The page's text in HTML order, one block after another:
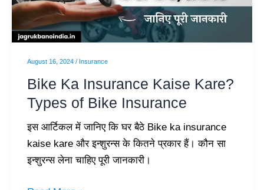
August 16, 2024 / Insurance
Bike Ka Insurance Kaise Kare?
Types of Bike Insurance
इस आर्टिकल में जानिए कि घर बैठे Bike ka insurance
kaise kare और इन्शुरन्स के कितने प्रकार हैं। कौन सा
इन्शुरन्स लेना चाहिए पूरी जानकारी।
Types
of
Bike